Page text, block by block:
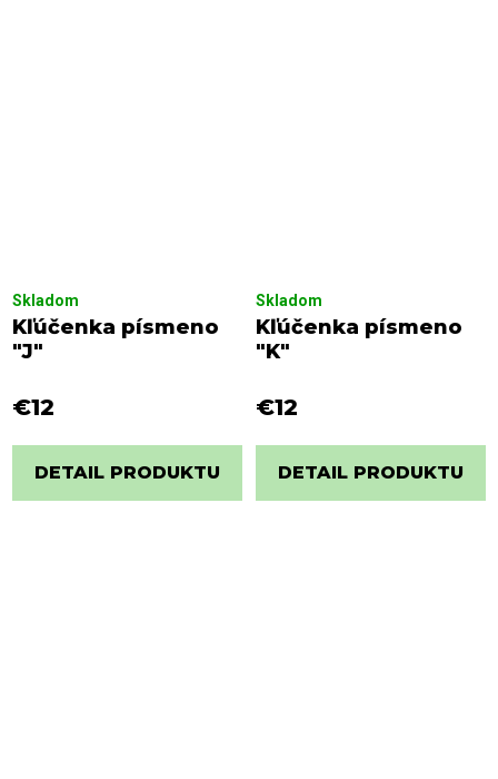
Kľúčenka písmeno
"J"
Skladom
€12
DETAIL PRODUKTU
Kľúčenka písmeno
"K"
Skladom
€12
DETAIL PRODUKTU